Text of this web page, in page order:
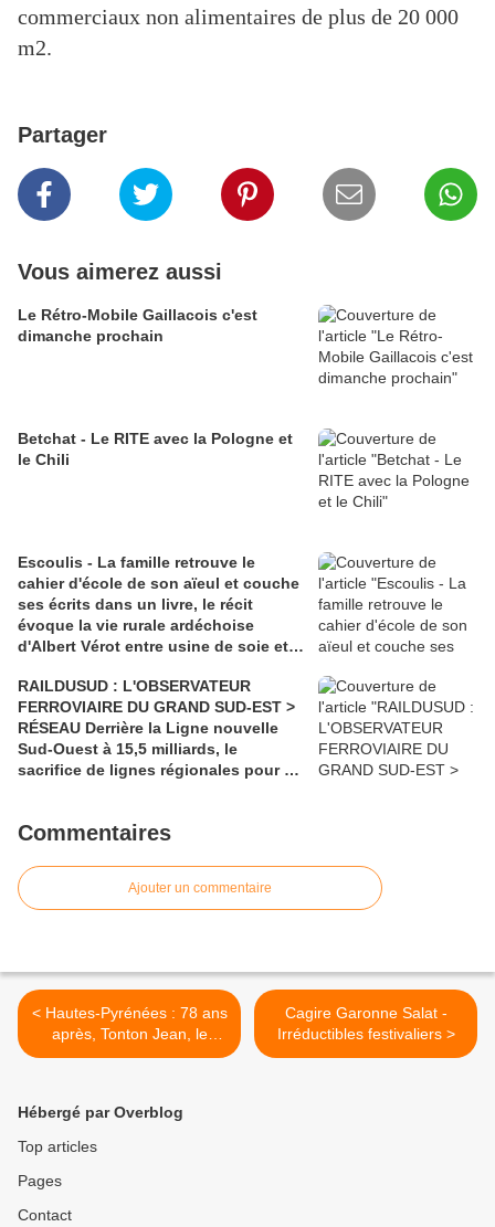
commerciaux non alimentaires de plus de 20 000
m2.
Partager
Vous aimerez aussi
Le Rétro-Mobile Gaillacois c'est
dimanche prochain
Betchat - Le RITE avec la Pologne et
le Chili
Escoulis - La famille retrouve le
cahier d'école de son aïeul et couche
ses écrits dans un livre, le récit
évoque la vie rurale ardéchoise
d'Albert Vérot entre usine de soie et
RAILDUSUD : L'OBSERVATEUR
FERROVIAIRE DU GRAND SUD-EST >
RÉSEAU Derrière la Ligne nouvelle
Sud-Ouest à 15,5 milliards, le
sacrifice de lignes régionales pour 50
Commentaires
Ajouter un commentaire
< Hautes-Pyrénées : 78 ans
après, Tonton Jean, le
résistant commingeois,
Cagire Garonne Salat -
Irréductibles festivaliers >
Hébergé par Overblog
Top articles
Pages
Contact